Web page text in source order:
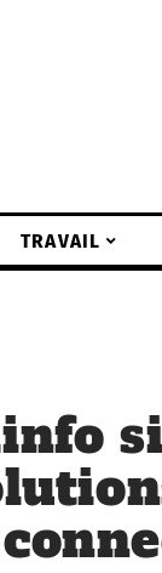
TRAVAIL